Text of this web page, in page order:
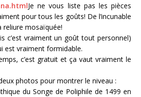
Je ne vous liste pas les pièces
pour tous les goûts! De l’incunable
reliure mosaïquée!
c’est vraiment un goût tout personnel)
est vraiment formidable.
c’est gratuit et ça vaut vraiment le
photos pour montrer le niveau :
du Songe de Poliphile de 1499 en